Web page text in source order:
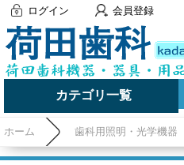
ログイン 会員登録
カテゴリ一覧
ホーム 歯科用照明・光学機器